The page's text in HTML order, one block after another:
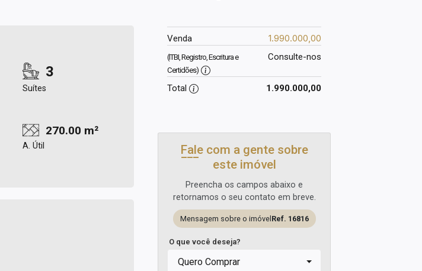
3
Suítes
270.00 m²
A. Útil
Venda 1.990.000,00
(ITBI, Registro, Escritura e
Certidões)
Consulte-nos
Total 1.990.000,00
Fale com a gente sobre
este imóvel
Preencha os campos abaixo e
retornamos o seu contato em breve.
Mensagem sobre o imóvel Ref. 16816
O que você deseja?
Quero Comprar